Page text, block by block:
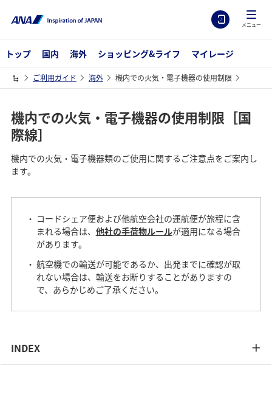
メニュー
トップ 国内 海外 ショッピング&ライフ マイレージ
ご利用ガイド 海外 機内での火気・電子機器の使用制限
機内での火気・電子機器の使用制限［国
際線］
機内での火気・電子機器類のご使用に関するご注意点をご案内し
ます。
コードシェア便および他航空会社の運航便が旅程に含
まれる場合は、 他社の手荷物ルールが適用になる場合
があります。
航空機での輸送が可能であるか、出発までに確認が取
れない場合は、輸送をお断りすることがありますの
で、あらかじめご了承ください。
INDEX